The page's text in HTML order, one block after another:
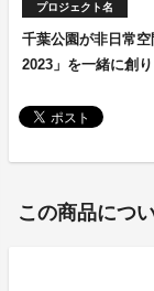
プロジェクト名
千葉公園が非日常
2023」を一緒に創
この商品につ